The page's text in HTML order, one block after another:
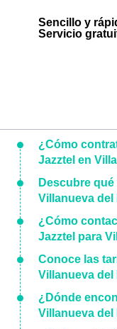
Sencillo y
Servicio
¿Cómo
Jazztel en
Descubre
Villanueva del
¿Cómo
Jazztel para
Conoce las
Villanueva del
¿Dónde
Villanueva del